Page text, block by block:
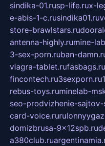
sindika-01.rusp-life.rux-
e-abis-1-c.rusindika01.ru
store-brawlstars.ru
antenna-highly.rumine-
3-sex-porn.ruban-
viagra-tablet.rufasbags.ru
fincontech.ru3sexporn.ru
rebus-toys.ruminelab-
seo-prodvizhenie-
card-voice.ru
domizbrusa-9x12spb.ru
a380club.ru